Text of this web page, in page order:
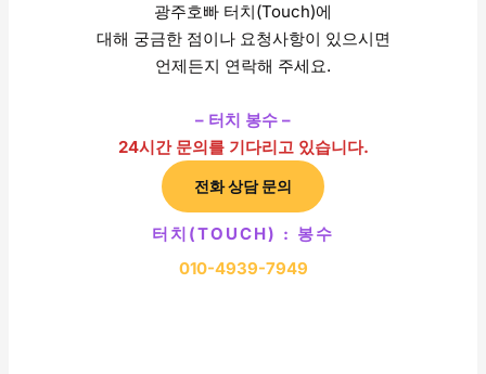
광주호빠 터치(Touch)에
대해 궁금한 점이나 요청사항이 있으시면
언제든지 연락해 주세요.
– 터치 봉수 –
24시간 문의를 기다리고 있습니다.
전화 상담 문의
터치(TOUCH) : 봉수
010-4939-7949